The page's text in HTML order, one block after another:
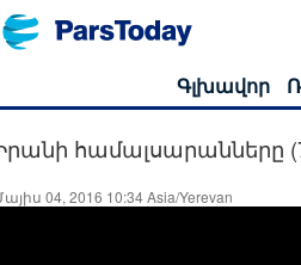
Գլխավոր
համալսարանները
04, 2016 10:34 Asia/Yerevan